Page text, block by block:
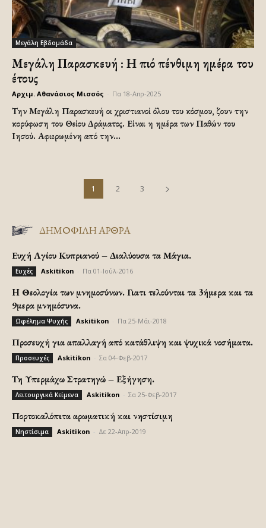
Μεγάλη Εβδομάδα
Μεγάλη Παρασκευή : Η πιό πένθιμη ημέρα του
έτους
Αρχιμ. Αθανάσιος Μισσός Πα 18-Απρ-2025
Την Μεγάλη Παρασκευή οι χριστιανοί όλου του κόσμου, ζουν την
κορύφωση του Θείου Δράματος. Είναι η ημέρα των Παθών του
Ιησού. Αφιερωμένη από την...
1 2 3
ΔΗΜΟΦΙΛΗ ΑΡΘΡΑ
Ευχή Αγίου Κυπριανού – Διαλύουσα τα Μάγια.
Ευχές Askitikon Πα 01-Ιούλ-2016
H Θεολογία των μνημοσύνων. Γιατι τελούνται τα 3ήμερα και τα
9μερα μνημόσυνα.
Ωφέλημα Ψυχής Askitikon Πα 25-Μάι-2018
Προσευχή για απαλλαγή από κατάθλιψη και ψυχικά νοσήματα.
Προσευχές Askitikon Σα 04-Φεβ-2017
Τη Υπερμάχω Στρατηγώ – Εξήγηση.
Λειτουργικά Κείμενα Askitikon Σα 25-Φεβ-2017
Πορτοκαλόπιτα αρωματική και νηστίσιμη
Νηστίσιμα Askitikon Δε 22-Απρ-2019